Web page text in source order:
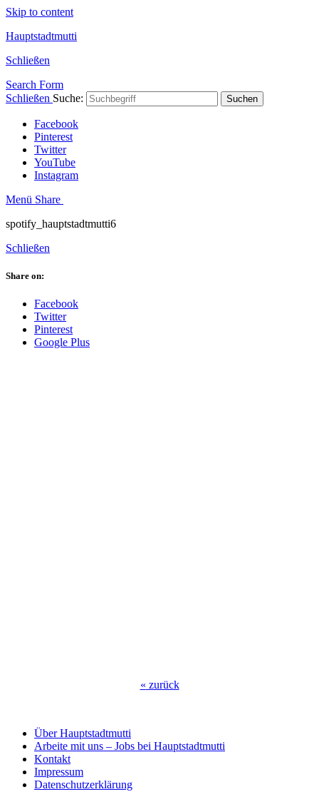
Skip to content
Hauptstadtmutti
Schließen
Search Form
Schließen Suche: Suchen
Facebook
Pinterest
Twitter
YouTube
Instagram
Menü Share
spotify_hauptstadtmutti6
Schließen
Share on:
Facebook
Twitter
Pinterest
Google Plus
« zurück
Über Hauptstadtmutti
Arbeite mit uns – Jobs bei Hauptstadtmutti
Kontakt
Impressum
Datenschutzerklärung